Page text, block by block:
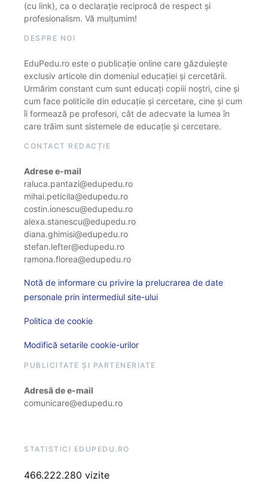
(cu link), ca o declarație reciprocă de respect și
profesionalism. Vă mulțumim!
DESPRE NOI
EduPedu.ro este o publicație online care găzduiește
exclusiv articole din domeniul educației și cercetării.
Urmărim constant cum sunt educați copiii noștri, cine și
cum face politicile din educație și cercetare, cine și cum
îi formează pe profesori, cât de adecvate la lumea în
care trăim sunt sistemele de educație și cercetare.
CONTACT REDACȚIE
Adrese e-mail
raluca.pantazi@edupedu.ro
mihai.peticila@edupedu.ro
costin.ionescu@edupedu.ro
alexa.stanescu@edupedu.ro
diana.ghimisi@edupedu.ro
stefan.lefter@edupedu.ro
ramona.florea@edupedu.ro
Notă de informare cu privire la prelucrarea de date
personale prin intermediul site-ului
Politica de cookie
Modifică setarile cookie-urilor
PUBLICITATE ȘI PARTENERIATE
Adresă de e-mail
comunicare@edupedu.ro
STATISTICI EDUPEDU.RO
466.222.280 vizite